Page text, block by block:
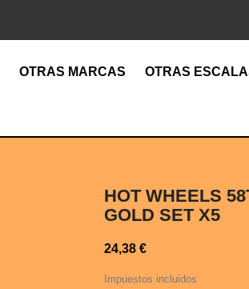
OTRAS MARCAS OTRAS
HOT WHEELS
GOLD SET X5
24,38 €
Impuestos incluidos